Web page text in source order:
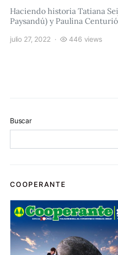
Haciendo historia Tatiana
Paysandú) y Paulina
julio 27, 2022 446 views
Buscar
COOPERANTE